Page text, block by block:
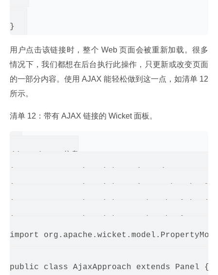
用户点击该链接时，整个 Web 页面会被重新加载。很多
情况下，我们都想在后台执行此操作，只更新或改变页面
的一部分内容。使用 AJAX 能轻松做到这一点，如清单 12
所示。
清单 12：带有 AJAX 链接的 Wicket 面板。
import
public class AjaxApproach extends Panel {